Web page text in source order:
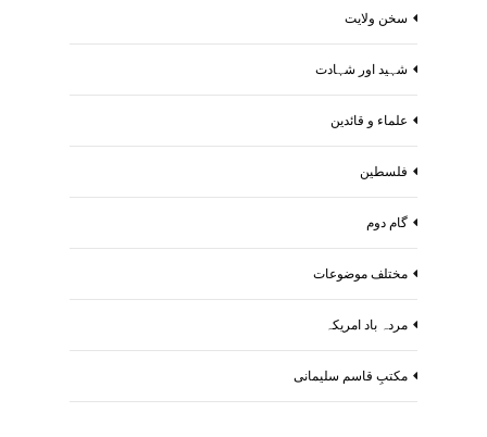
سخن ولایت
شہید اور شہادت
علماء و قائدین
فلسطین
گام دوم
مختلف موضوعات
مردہ باد امریکہ
مکتبِ قاسم سلیمانی